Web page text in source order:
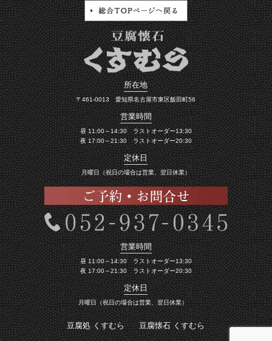
所在地
〒461-0013 愛知県名古屋市東区飯田町56
営業時間
昼 11:00～14:30 ラストオーダー13:30
夜 17:00～21:30 ラストオーダー20:30
定休日
月曜日（祝日の場合は営業、翌日休業）
営業時間
昼 11:00～14:30 ラストオーダー13:30
夜 17:00～21:30 ラストオーダー20:30
定休日
月曜日（祝日の場合は営業、翌日休業）
豆腐処 くすむら 豆腐懐石 くすむら